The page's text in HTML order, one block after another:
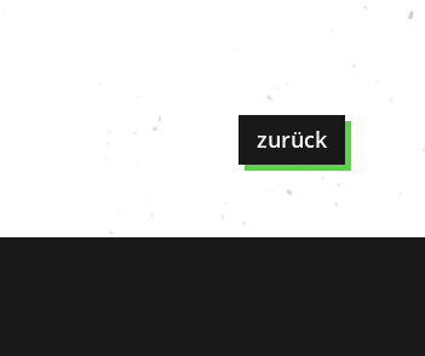
zurück